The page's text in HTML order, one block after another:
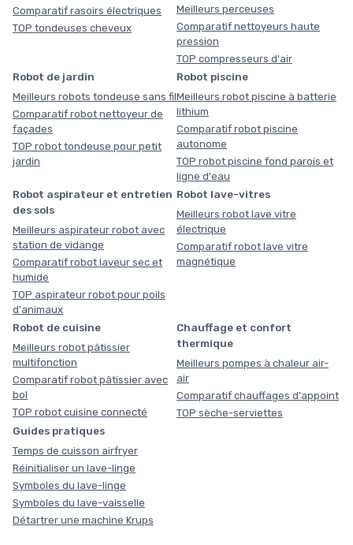
Comparatif rasoirs électriques
TOP tondeuses cheveux
Meilleurs perceuses
Comparatif nettoyeurs haute
pression
TOP compresseurs d'air
Robot de jardin
Meilleurs robots tondeuse sans fil
Comparatif robot nettoyeur de
façades
TOP robot tondeuse pour petit
jardin
Robot piscine
Meilleurs robot piscine à batterie
lithium
Comparatif robot piscine
autonome
TOP robot piscine fond parois et
ligne d'eau
Robot aspirateur et entretien
des sols
Meilleurs aspirateur robot avec
station de vidange
Comparatif robot laveur sec et
humide
TOP aspirateur robot pour poils
d'animaux
Robot lave-vitres
Meilleurs robot lave vitre
électrique
Comparatif robot lave vitre
magnétique
Robot de cuisine
Meilleurs robot pâtissier
multifonction
Comparatif robot pâtissier avec
bol
TOP robot cuisine connecté
Chauffage et confort
thermique
Meilleurs pompes à chaleur air-
air
Comparatif chauffages d'appoint
TOP sèche-serviettes
Guides pratiques
Temps de cuisson airfryer
Réinitialiser un lave-linge
Symboles du lave-linge
Symboles du lave-vaisselle
Détartrer une machine Krups